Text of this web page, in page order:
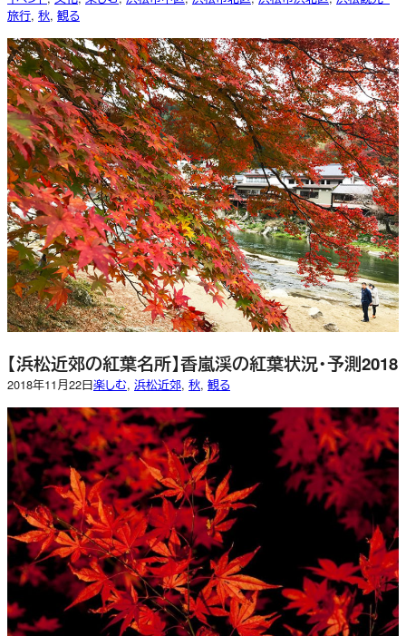
旅行, 秋, 観る
【浜松近郊の紅葉名所】香嵐渓の紅葉状況・予測2018
2018年11月22日楽しむ, 浜松近郊, 秋, 観る